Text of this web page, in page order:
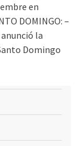
en
DOMINGO: –
la
Domingo